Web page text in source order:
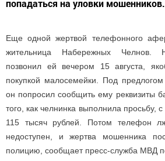
попадаться на уловки мошенников.
Еще одной жертвой телефонного
жительница Набережных Челнов.
позвонил ей вечером 15 августа,
покупкой малосемейки. Под предлогом
он попросил сообщить ему реквизиты
того, как челнинка выполнила просьбу,
115 тысяч рублей. Потом телефон
недоступен, и жертва мошенника
полицию, сообщает пресс-служба МВД